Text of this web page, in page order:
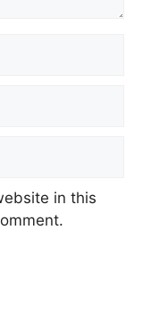
in this